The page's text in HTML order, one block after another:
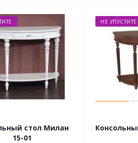
стол Милан
15-01
НЕ УПУСТИТЕ